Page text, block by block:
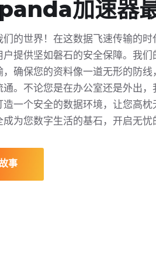
加速器
的世界！在这数据飞速传输的
户提供坚如磐石的安全保障。我
，确保您的资料像一道无形的防
。不论您是在办公室还是外出
造一个安全的数据环境，让您高
为您数字生活的基石，开启无忧
事